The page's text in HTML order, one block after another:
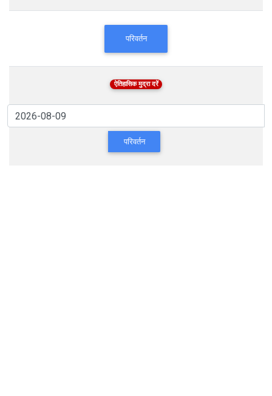
परिवर्तन
ऐतिहासिक मुद्रा दरें
परिवर्तन